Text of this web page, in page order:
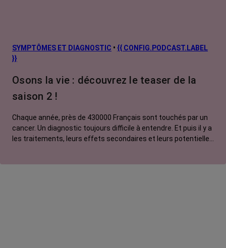
SYMPTÔMES ET DIAGNOSTIC • {{ CONFIG.PODCAST.LABEL
}}
Osons la vie : découvrez le teaser de la
saison 2 !
Chaque année, près de 430000 Français sont touchés par un
cancer. Un diagnostic toujours difficile à entendre. Et puis il y a
les traitements, leurs effets secondaires et leurs potentielles